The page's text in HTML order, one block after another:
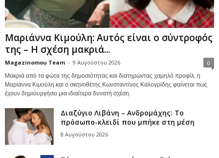
Μαριάννα Κιμούλη: Αυτός είναι ο σύντροφός
της – Η σχέση μακριά...
Magazinomou Team - 9 Αυγούστου 2026 0
Μακριά από τα φώτα της δημοσιότητας και διατηρώντας χαμηλό προφίλ, η
Μαριάννα Κιμούλη και ο σκηνοθέτης Κωνσταντίνος Καλογρίδης φαίνεται πως
έχουν δημιουργήσει μια ιδιαίτερα δυνατή σχέση.
Διαζύγιο Λιβάνη – Ανδρομάχης: Το
πρόσωπο-κλειδί που μπήκε στη μέση
8 Αυγούστου 2026